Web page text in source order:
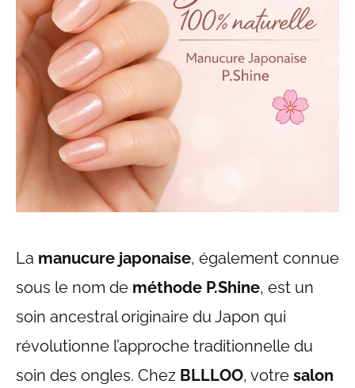
La manucure japonaise, également connue
sous le nom de méthode P.Shine, est un
soin ancestral originaire du Japon qui
révolutionne l’approche traditionnelle du
soin des ongles. Chez BLLLOO, votre salon